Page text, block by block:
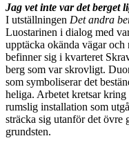
Jag vet inte var det berget
I utställningen Det andra
Luostarinen i dialog med
upptäcka okända vägar
befinner sig i kvarteret
berg som var skrovligt.
som symboliserar det
heliga. Arbetet kretsar
rumslig installation som
sträcka sig utanför det övre
grundsten.